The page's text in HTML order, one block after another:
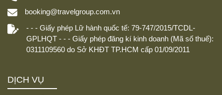
booking@travelgroup.com.vn
- - - Giấy phép Lữ hành quốc tế: 79-747/2015/TCDL-
GPLHQT - - - Giấy phép đăng kí kinh doanh (Mã số thuế):
0311109560 do Sở KHĐT TP.HCM cấp 01/09/2011
DỊCH VỤ